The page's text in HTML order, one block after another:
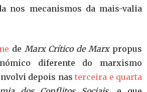
nos mecanismos da mais-valia
de Marx Crítico de Marxpropus
diferente do marxismo
depois nasterceira e quarta